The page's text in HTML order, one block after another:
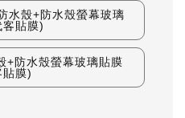
水殼+防水殼螢幕玻璃
客貼膜)
+防水殼螢幕玻璃貼膜
膜)